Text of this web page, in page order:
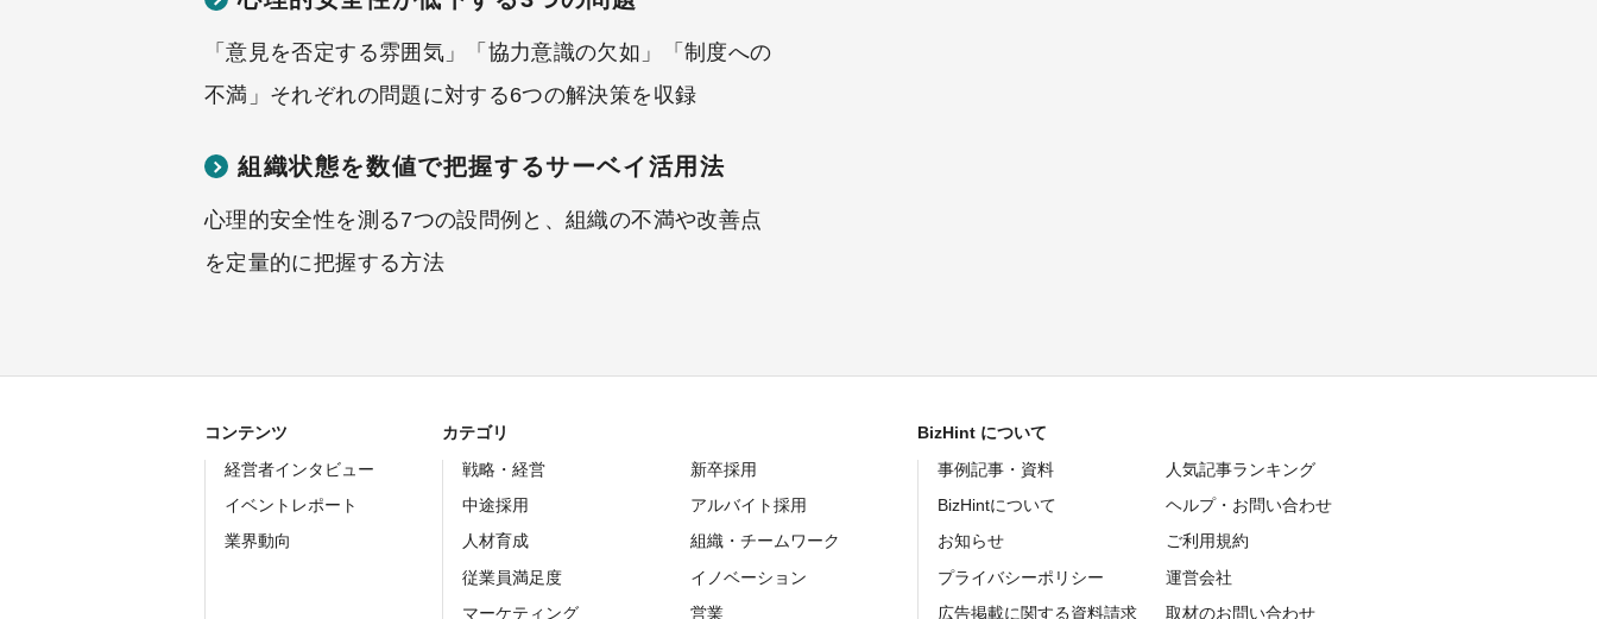
「意見を否定する雰囲気」「協力意識の欠如」「制度への
不満」それぞれの問題に対する6つの解決策を収録
組織状態を数値で把握するサーベイ活用法
心理的安全性を測る7つの設問例と、組織の不満や改善点
を定量的に把握する方法
コンテンツ
経営者インタビュー
イベントレポート
業界動向
カテゴリ
戦略・経営
新卒採用
中途採用
アルバイト採用
人材育成
組織・チームワーク
従業員満足度
イノベーション
マーケティング
営業
BizHint について
事例記事・資料
人気記事ランキング
BizHintについて
ヘルプ・お問い合わせ
お知らせ
ご利用規約
プライバシーポリシー
運営会社
広告掲載に関する資料請求
取材のお問い合わせ